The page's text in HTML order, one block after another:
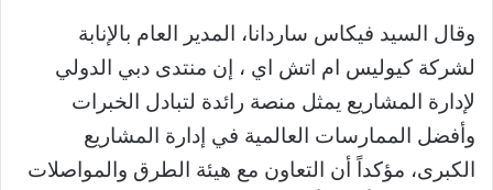
وقال السيد فيكاس ساردانا، المدير العام بالإنابة
لشركة كيوليس ام اتش اي ، إن منتدى دبي الدولي
لإدارة المشاريع يمثل منصة رائدة لتبادل الخبرات
وأفضل الممارسات العالمية في إدارة المشاريع
الكبرى، مؤكداً أن التعاون مع هيئة الطرق والمواصلات